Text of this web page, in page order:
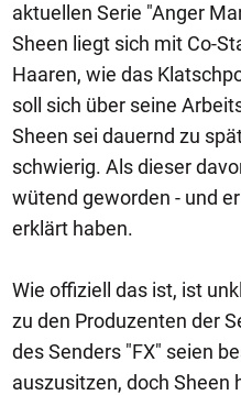
aktuellen Serie "Anger
Sheen liegt sich mit Co-
Haaren, wie das
soll sich über seine
Sheen sei dauernd zu
schwierig. Als dieser
wütend geworden - und
erklärt haben.
Wie offiziell das ist, ist
zu den Produzenten der
des Senders "FX" seien
auszusitzen, doch Sheen